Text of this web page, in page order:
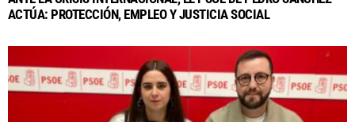
ACTÚA: PROTECCIÓN, EMPLEO Y JUSTICIA SOCIAL